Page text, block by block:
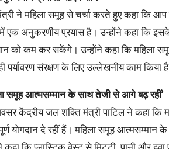
ने महिला समूह से चर्चा करते हुए कहा कि आप
एक अनुकरणीय प्रयास है। उन्होंने कहा कि
को कम कर सकेंगे। उन्होंने कहा कि महिला
पर्यावरण संरक्षण के लिए उल्लेखनीय काम किया
समूह आत्मसम्मान के साथ तेजी से आगे बढ़ रहीं’
केंद्रीय जल शक्ति मंत्री पाटिल ने कहा
योगदान दे रहीं हैं। महिला समूह